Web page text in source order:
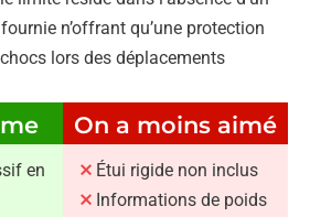
n’offrant qu’une protection
lors des déplacements
en
On a moins aimé
Étui rigide non inclus
Informations de poids